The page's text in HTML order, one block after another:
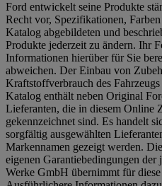
Ford entwickelt seine Produkte
Recht vor, Spezifikationen,
Katalog abgebildeten und
Produkte jederzeit zu ändern. Ihr
Informationen hierüber für Sie
abweichen. Der Einbau von
Kraftstoffverbrauch des
Katalog enthält neben Original
Lieferanten, die in diesem Online
gekennzeichnet sind. Es handelt
sorgfältig ausgewählten
Markennamen gezeigt werden.
eigenen Garantiebedingungen
Werke GmbH übernimmt für